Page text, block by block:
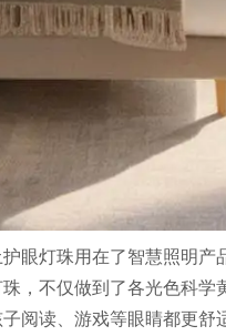
眼灯珠用在了智慧照明
，不仅做到了各光色科
阅读、游戏等眼睛都更